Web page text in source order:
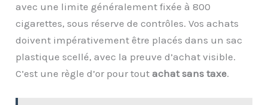
avec une limite généralement fixée à 800
cigarettes, sous réserve de contrôles. Vos achats
doivent impérativement être placés dans un sac
plastique scellé, avec la preuve d’achat visible.
C’est une règle d’or pour toutachat sans taxe.